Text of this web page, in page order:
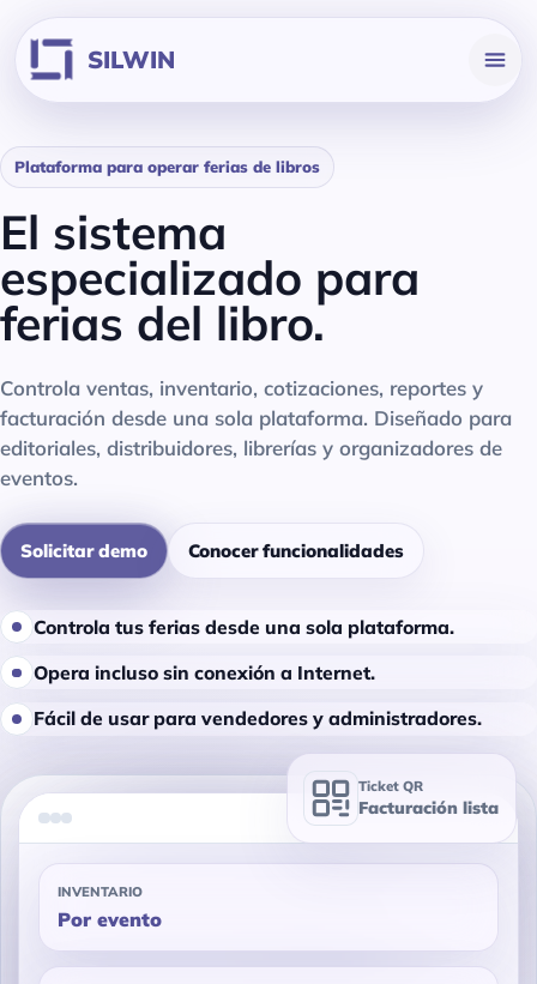
SILWIN
Facturación en línea
Cotizaciones
Plataforma para operar ferias de libros
El sistema
especializado para
ferias del libro.
Controla ventas, inventario, cotizaciones, reportes y
facturación desde una sola plataforma. Diseñado para
editoriales, distribuidores, librerías y organizadores de
eventos.
Solicitar demo Conocer funcionalidades
Controla tus ferias desde una sola plataforma.
Opera incluso sin conexión a Internet.
Fácil de usar para vendedores y administradores.
Ticket QR
Facturación lista
INVENTARIO
Por evento